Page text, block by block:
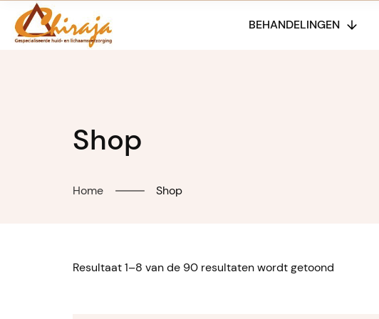
content
BEHANDELINGEN
Shop
Home Shop
Resultaat 1–8 van de 90 resultaten wordt getoond